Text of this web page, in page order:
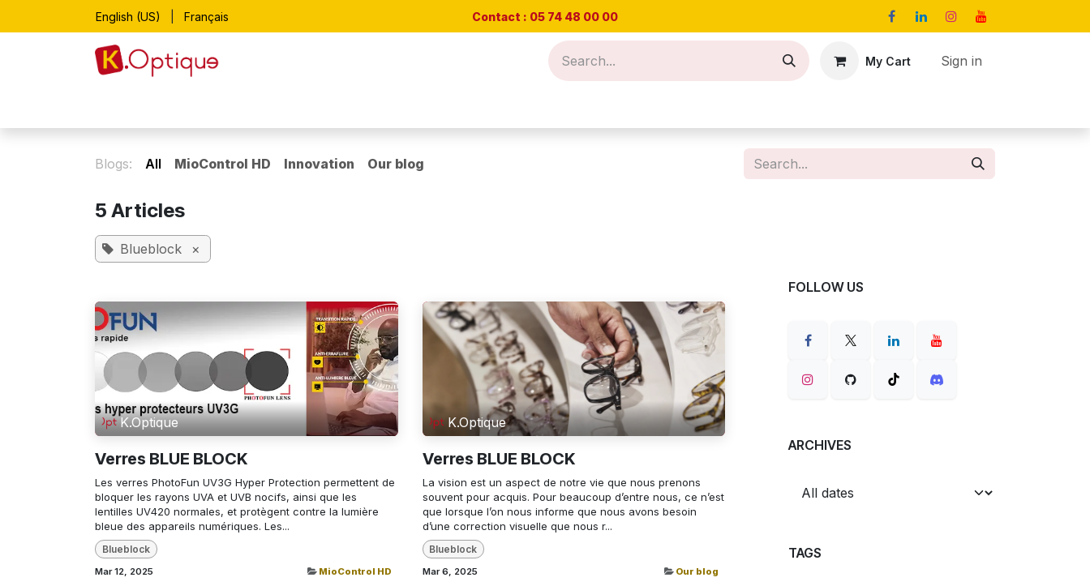
English (US) Français Contact : 05 74 48 00 00
My Cart Sign in
Blogs: All MioControl HD Innovation Our blog
5 Articles
Blueblock ×
K.Optique
Verres BLUE BLOCK
Les verres PhotoFun UV3G Hyper Protection permettent de
bloquer les rayons UVA et UVB nocifs, ainsi que les
lentilles UV420 normales, et protègent contre la lumière
bleue des appareils numériques. Les...
Blueblock
Mar 12, 2025 MioControl HD
K.Optique
Verres BLUE BLOCK
La vision est un aspect de notre vie que nous prenons
souvent pour acquis. Pour beaucoup d’entre nous, ce n’est
que lorsque l’on nous informe que nous avons besoin
d’une correction visuelle que nous r...
Blueblock
Mar 6, 2025 Our blog
FOLLOW US
ARCHIVES
TAGS